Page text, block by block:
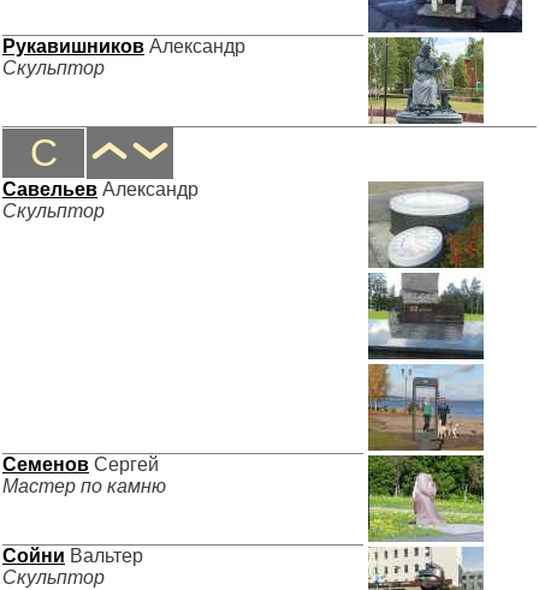
Рукавишников Александр
Скульптор
С
Савельев Александр
Скульптор
Семенов Сергей
Мастер по камню
Сойни Вальтер
Скульптор